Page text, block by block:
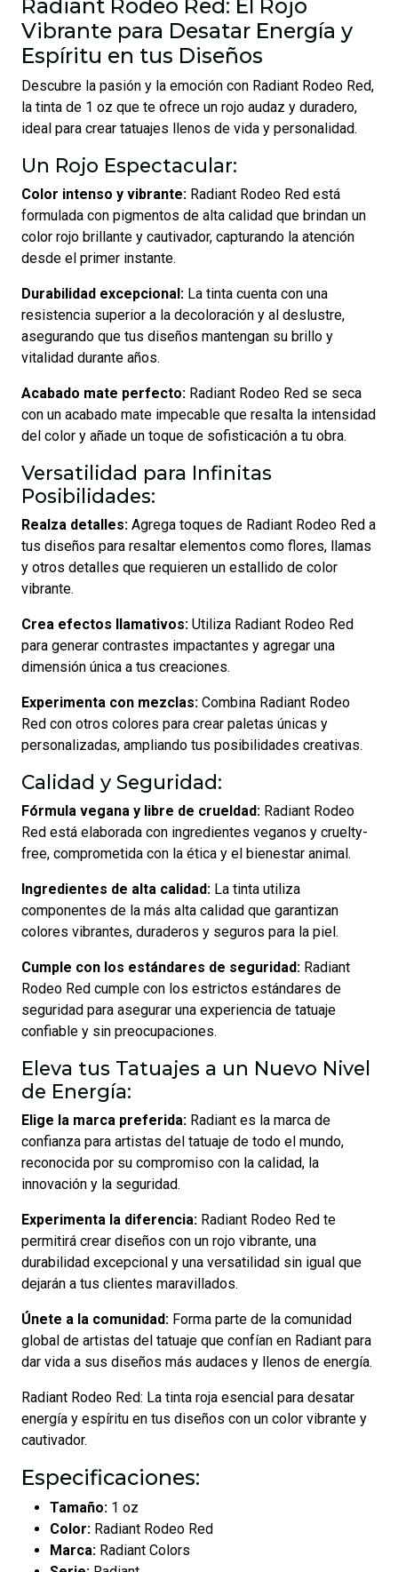
Radiant Rodeo Red: El Rojo
Vibrante para Desatar Energía y
Espíritu en tus Diseños
Descubre la pasión y la emoción con Radiant Rodeo Red,
la tinta de 1 oz que te ofrece un rojo audaz y duradero,
ideal para crear tatuajes llenos de vida y personalidad.
Un Rojo Espectacular:
Color intenso y vibrante: Radiant Rodeo Red está
formulada con pigmentos de alta calidad que brindan un
color rojo brillante y cautivador, capturando la atención
desde el primer instante.
Durabilidad excepcional: La tinta cuenta con una
resistencia superior a la decoloración y al deslustre,
asegurando que tus diseños mantengan su brillo y
vitalidad durante años.
Acabado mate perfecto: Radiant Rodeo Red se seca
con un acabado mate impecable que resalta la intensidad
del color y añade un toque de sofisticación a tu obra.
Versatilidad para Infinitas
Posibilidades:
Realza detalles: Agrega toques de Radiant Rodeo Red a
tus diseños para resaltar elementos como flores, llamas
y otros detalles que requieren un estallido de color
vibrante.
Crea efectos llamativos: Utiliza Radiant Rodeo Red
para generar contrastes impactantes y agregar una
dimensión única a tus creaciones.
Experimenta con mezclas: Combina Radiant Rodeo
Red con otros colores para crear paletas únicas y
personalizadas, ampliando tus posibilidades creativas.
Calidad y Seguridad:
Fórmula vegana y libre de crueldad: Radiant Rodeo
Red está elaborada con ingredientes veganos y cruelty-
free, comprometida con la ética y el bienestar animal.
Ingredientes de alta calidad: La tinta utiliza
componentes de la más alta calidad que garantizan
colores vibrantes, duraderos y seguros para la piel.
Cumple con los estándares de seguridad: Radiant
Rodeo Red cumple con los estrictos estándares de
seguridad para asegurar una experiencia de tatuaje
confiable y sin preocupaciones.
Eleva tus Tatuajes a un Nuevo Nivel
de Energía:
Elige la marca preferida: Radiant es la marca de
confianza para artistas del tatuaje de todo el mundo,
reconocida por su compromiso con la calidad, la
innovación y la seguridad.
Experimenta la diferencia: Radiant Rodeo Red te
permitirá crear diseños con un rojo vibrante, una
durabilidad excepcional y una versatilidad sin igual que
dejarán a tus clientes maravillados.
Únete a la comunidad: Forma parte de la comunidad
global de artistas del tatuaje que confían en Radiant para
dar vida a sus diseños más audaces y llenos de energía.
Radiant Rodeo Red: La tinta roja esencial para desatar
energía y espíritu en tus diseños con un color vibrante y
cautivador.
Especificaciones:
Tamaño: 1 oz
Color: Radiant Rodeo Red
Marca: Radiant Colors